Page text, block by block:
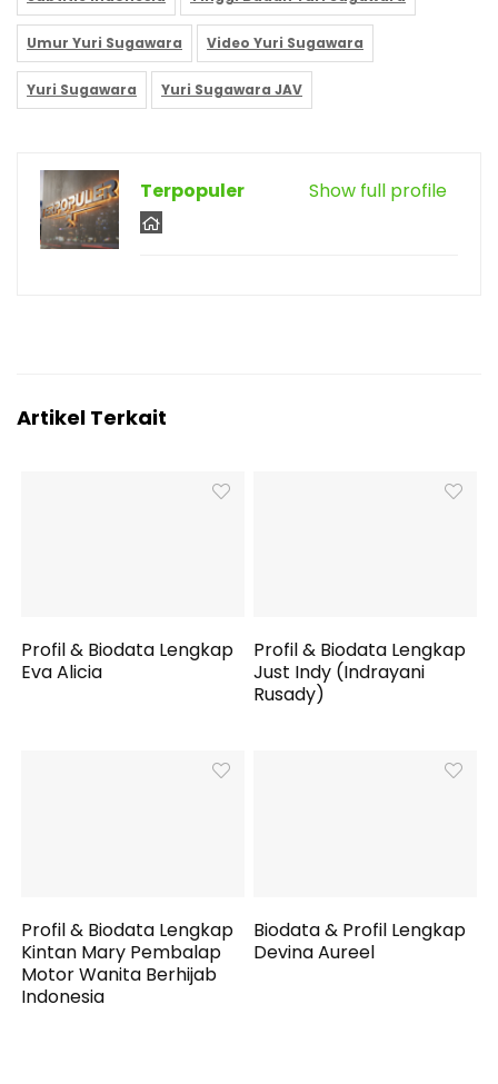
Umur Yuri Sugawara Video Yuri Sugawara
Yuri Sugawara Yuri Sugawara JAV
Show full profile
Terpopuler
Artikel Terkait
Profil & Biodata Lengkap
Eva Alicia
Profil & Biodata Lengkap
Just Indy (Indrayani
Rusady)
Profil & Biodata Lengkap
Kintan Mary Pembalap
Motor Wanita Berhijab
Indonesia
Biodata & Profil Lengkap
Devina Aureel